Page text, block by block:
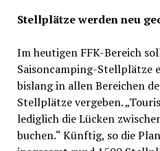
Stellplätze werden neu
Im heutigen FFK-Bereich
Saisoncamping-Stellplätze
bislang in allen Bereichen
Stellplätze vergeben.
lediglich die Lücken
buchen.“ Künftig, so die